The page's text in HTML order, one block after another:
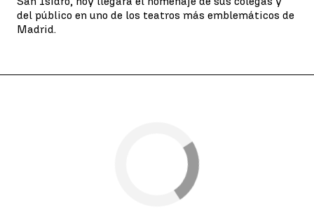
del público en uno de los teatros más emblemáticos de
Madrid.